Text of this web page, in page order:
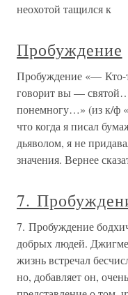
неохотой тащился к
Пробуждение
Пробуждение «— Кто-
говорит вы —
понемногу…» (из к/ф
что когда я писал
дьяволом, я не
значения. Вернее
7.
7. Пробуждение
добрых людей.
жизнь встречал
но, добавляет он,